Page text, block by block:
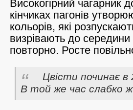
Високогірний чагарник
кінчиках пагонів
кольорів, які
визрівають до середини
повторно. Росте
Цвісти починає в
В той же час слабко